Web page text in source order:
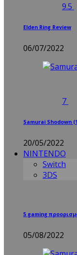
9.5
Elden Ring Review
06/07/2022
7
Samurai Shodown
20/05/2022
NINTENDO
Switch
3DS
5 gaming
05/08/2022